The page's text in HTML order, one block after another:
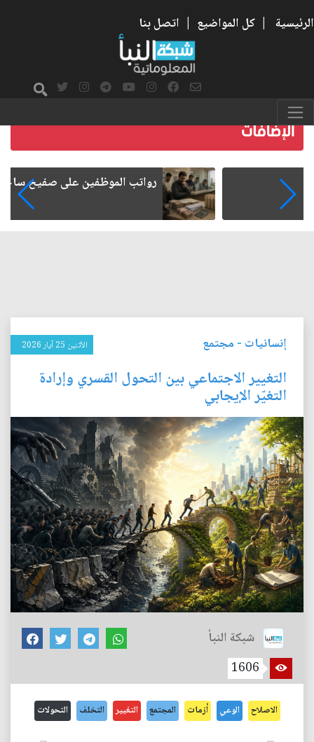
الرئيسية | كل المواضيع | اتصل بنا
رواتب الموظفين على صفيح ساخن
إنسانيات - مجتمع الأثنين 25 آيار 2026
التغيير الاجتماعي بين التحول القسري وإرادة
التغيّر الإيجابي
شبكة النبأ
1606
الاصلاح الوعي أزمات المجتمع التغيير التخلف التحولات